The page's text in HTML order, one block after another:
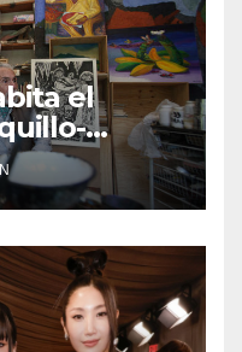
el
Monsiváis